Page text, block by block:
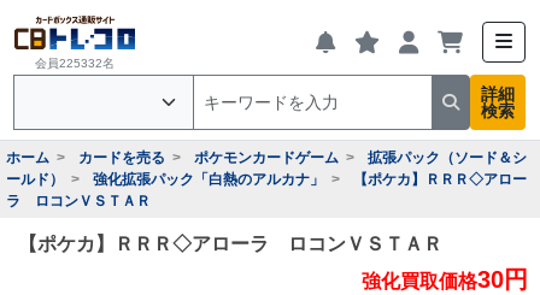
会員225332名
詳細
検索
ホーム カードを売る ポケモンカードゲーム
拡張パック（ソード＆シ
ールド）
強化拡張パック「白熱のアルカナ」
【ポケカ】ＲＲＲ◇アロー
ラ ロコンＶＳＴＡＲ
【ポケカ】ＲＲＲ◇アローラ ロコンＶＳＴＡＲ
強化買取価格30円